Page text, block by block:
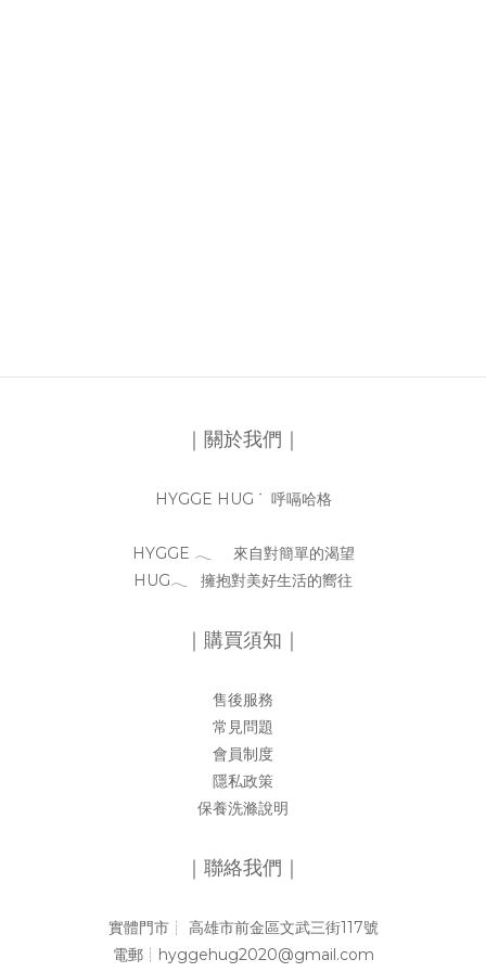
｜關於我們｜
HYGGE HUG ᐝ 呼嗝哈格
HYGGE 𓂃 來自對簡單的渴望
HUG𓂃 擁抱對美好生活的嚮往
｜購買須知｜
售後服務
常見問題
會員制度
隱私政策
保養洗滌說明
｜聯絡我們｜
實體門市┊︎ 高雄市前金區文武三街117號
電郵┊︎hyggehug2020@gmail.com